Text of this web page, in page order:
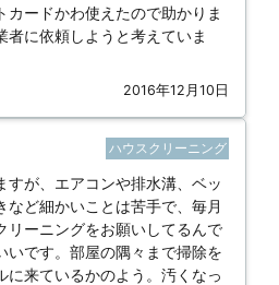
カードかわ使えたので助かりま
者に依頼しようと考えていま
2016年12月10日
ハウスクリーニング
すが、エアコンや排水溝、ベッ
など細かいことは苦手で、毎月
リーニングをお願いしてるんで
いです。部屋の隅々まで掃除を
に来ているかのよう。汚くなっ